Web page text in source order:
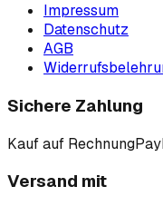
Impressum
Datenschutz
AGB
Sichere Zahlung
Kauf auf Rechnung
Versand mit